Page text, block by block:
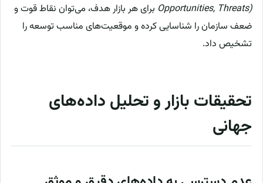
Opportunities, Threats) برای هر بازار هدف، می‌توان نقاط قوت و
ضعف سازمان را شناسایی کرده و موقعیت‌های مناسب توسعه را
تشخیص داد.
تحقیقات بازار و تحلیل داده‌های
جهانی